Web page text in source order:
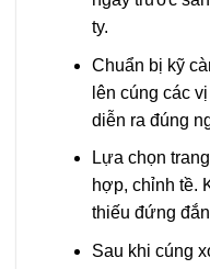
ty.
Chuẩn bị kỹ
lên cúng các
diễn ra đúng
Lựa chọn
hợp, chỉnh tề.
thiếu đứng
Sau khi cúng